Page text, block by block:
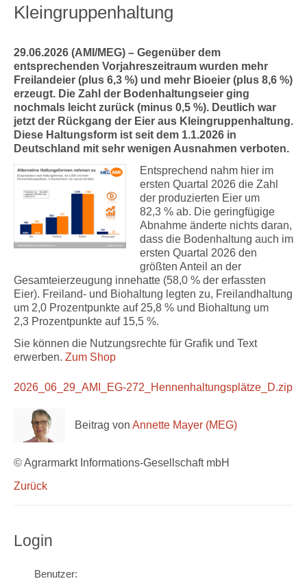
Kleingruppenhaltung
29.06.2026 (AMI/MEG) – Gegenüber dem
entsprechenden Vorjahreszeitraum wurden mehr
Freilandeier (plus 6,3 %) und mehr Bioeier (plus 8,6 %)
erzeugt. Die Zahl der Bodenhaltungseier ging
nochmals leicht zurück (minus 0,5 %). Deutlich war
jetzt der Rückgang der Eier aus Kleingruppenhaltung.
Diese Haltungsform ist seit dem 1.1.2026 in
Deutschland mit sehr wenigen Ausnahmen verboten.
Entsprechend nahm hier im
ersten Quartal 2026 die Zahl
der produzierten Eier um
82,3 % ab. Die geringfügige
Abnahme änderte nichts daran,
dass die Bodenhaltung auch im
ersten Quartal 2026 den
größten Anteil an der
Gesamteierzeugung innehatte (58,0 % der erfassten
Eier). Freiland- und Biohaltung legten zu, Freilandhaltung
um 2,0 Prozentpunkte auf 25,8 % und Biohaltung um
2,3 Prozentpunkte auf 15,5 %.
Sie können die Nutzungsrechte für Grafik und Text
erwerben. Zum Shop
2026_06_29_AMI_EG-272_Hennenhaltungsplätze_D.zip
Beitrag von Annette Mayer (MEG)
© Agrarmarkt Informations-Gesellschaft mbH
Zurück
Login
Benutzer: